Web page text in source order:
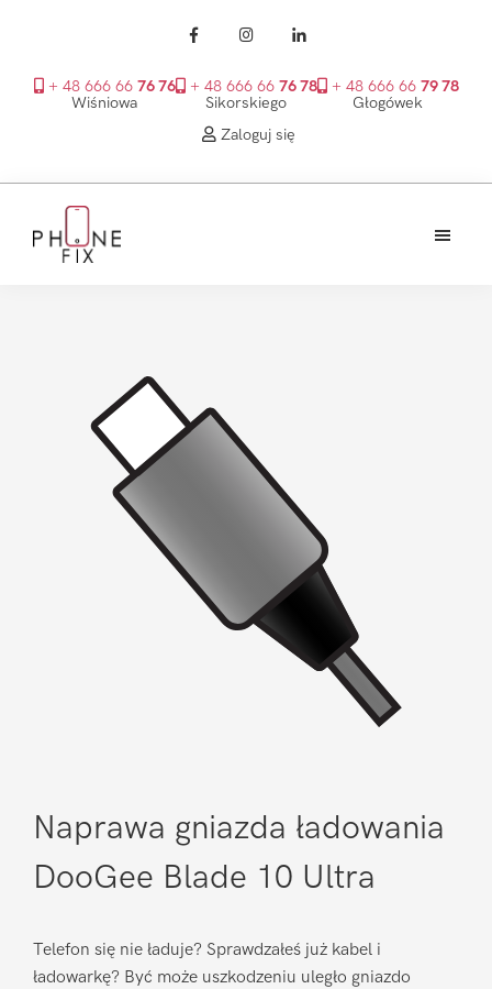
+ 48 666 66 76 76
Wiśniowa
+ 48 666 66 76 78
Sikorskiego
+ 48 666 66 79 78
Głogówek
Zaloguj się
głównego
Naprawa gniazda ładowania
DooGee Blade 10 Ultra
Telefon się nie ładuje? Sprawdzałeś już kabel i
ładowarkę? Być może uszkodzeniu uległo gniazdo